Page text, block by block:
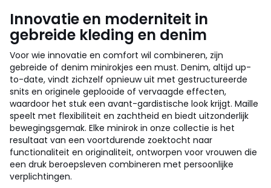
Innovatie en moderniteit in
gebreide kleding en denim
Voor wie innovatie en comfort wil combineren, zijn
gebreide of denim minirokjes een must. Denim, altijd up-
to-date, vindt zichzelf opnieuw uit met gestructureerde
snits en originele geplooide of vervaagde effecten,
waardoor het stuk een avant-gardistische look krijgt. Maille
speelt met flexibiliteit en zachtheid en biedt uitzonderlijk
bewegingsgemak. Elke minirok in onze collectie is het
resultaat van een voortdurende zoektocht naar
functionaliteit en originaliteit, ontworpen voor vrouwen die
een druk beroepsleven combineren met persoonlijke
verplichtingen.